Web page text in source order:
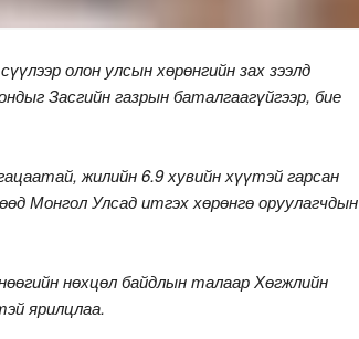
олон улсын хөрөнгийн зах зээлд
Засгийн газрын баталгаагүйгээр, бие
жилийн 6.9 хувийн хүүтэй гарсан
Монгол Улсад итгэх хөрөнгө оруулагчдын
нөхцөл байдлын талаар Хөгжлийн
ярилцлаа.